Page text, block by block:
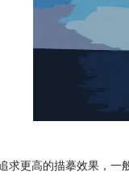
求更高的描摹效果，一